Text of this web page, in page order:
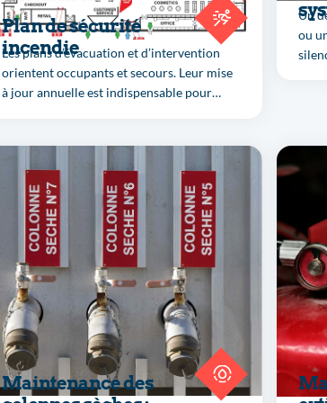
Plan de sécurité
incendie
Les plans d’évacuation et d’intervention
orientent occupants et secours. Leur mise
à jour annuelle est indispensable pour
Un
ou
Maintenance des